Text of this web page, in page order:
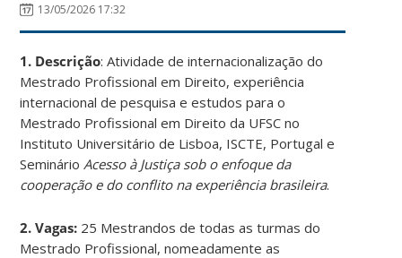
13/05/2026 17:32
1. Descrição: Atividade de internacionalização do
Mestrado Profissional em Direito, experiência
internacional de pesquisa e estudos para o
Mestrado Profissional em Direito da UFSC no
Instituto Universitário de Lisboa, ISCTE, Portugal e
Seminário Acesso à Justiça sob o enfoque da
cooperação e do conflito na experiência brasileira.
2. Vagas: 25 Mestrandos de todas as turmas do
Mestrado Profissional, nomeadamente as